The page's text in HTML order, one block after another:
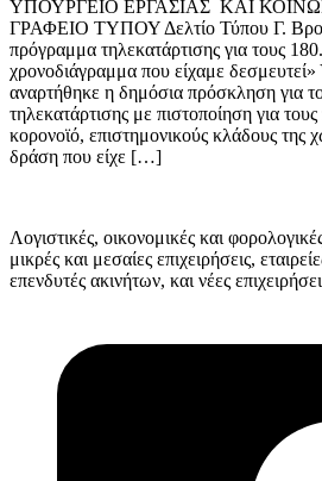
ΥΠΟΥΡΓΕΙΟ EΡΓΑΣΙΑΣ ΚΑΙ
ΓΡΑΦΕΙΟ ΤΥΠΟΥ Δελτίο Τύπου Γ.
πρόγραμμα τηλεκατάρτισης για τους
χρονοδιάγραμμα που είχαμε
αναρτήθηκε η δημόσια πρόσκληση για
τηλεκατάρτισης με πιστοποίηση για
κορονοϊό, επιστημονικούς κλάδους της
δράση που είχε […]
Λογιστικές, οικονομικές και
μικρές και μεσαίες επιχειρήσεις,
επενδυτές ακινήτων, και νέες